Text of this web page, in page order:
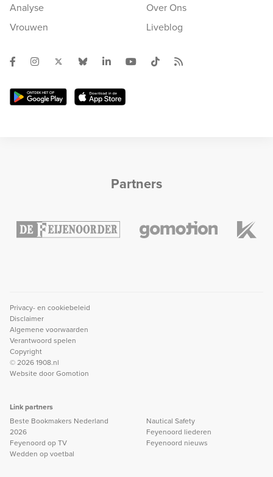
Analyse
Vrouwen
Over Ons
Liveblog
Partners
Privacy- en cookiebeleid
Disclaimer
Algemene voorwaarden
Verantwoord spelen
Copyright
© 2026 1908.nl
Website doorGomotion
Link partners
Beste Bookmakers Nederland
2026
Feyenoord op TV
Wedden op voetbal
Nautical Safety
Feyenoord liederen
Feyenoord nieuws